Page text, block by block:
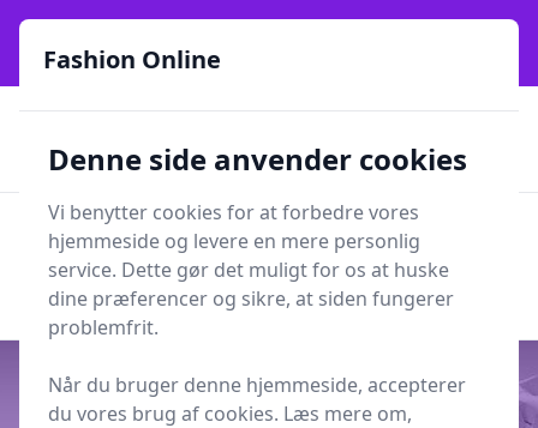
Fashion Online - Din genvej til stil, trends og smarte fund
online siden 2017
Lynhurtig levering ⭐⭐⭐⭐⭐✨981 forskellige produkttyper
Fashion Online
Søg
Fashion Online
Denne side anvender cookies
Vi benytter cookies for at forbedre vores
hjemmeside og levere en mere personlig
service. Dette gør det muligt for os at huske
dine præferencer og sikre, at siden fungerer
problemfrit.
Når du bruger denne hjemmeside, accepterer
du vores brug af cookies. Læs mere om,